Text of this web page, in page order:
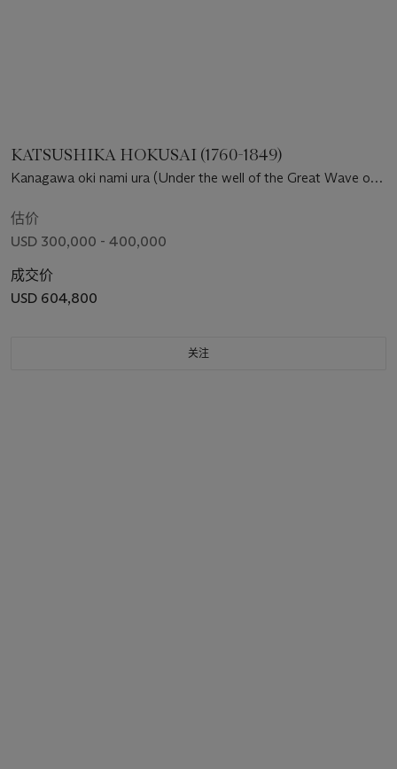
KATSUSHIKA HOKUSAI (1760-1849)
Kanagawa oki nami ura (Under the well of the Great Wave off
估价
USD 300,000 - 400,000
成交价
USD 604,800
关注